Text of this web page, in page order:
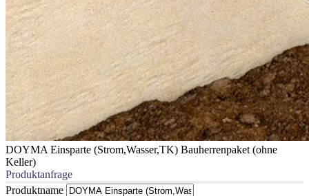
DOYMA Einsparte (Strom,Wasser,TK) Bauherrenpaket (ohne
Keller)
Produktanfrage
Produktname